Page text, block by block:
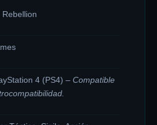
Rebellion
4 (PS4) – Compatible